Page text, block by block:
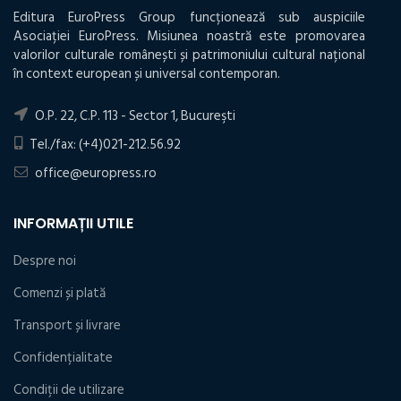
Editura EuroPress Group funcționează sub auspiciile
Asociației EuroPress. Misiunea noastră este promovarea
valorilor culturale românești și patrimoniului cultural național
în context european și universal contemporan.
O.P. 22, C.P. 113 - Sector 1, Bucureşti
Tel./fax: (+4)021-212.56.92
office@europress.ro
INFORMAȚII UTILE
Despre noi
Comenzi și plată
Transport și livrare
Confidențialitate
Condiţii de utilizare